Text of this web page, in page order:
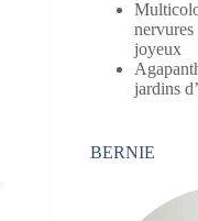
nervures
joyeux
jardins
BERNIE